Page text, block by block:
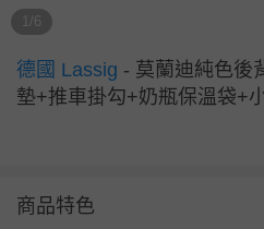
1/6
德國 Lassig - 莫蘭迪純色後
墊+推車掛勾+奶瓶保溫袋+
商品特色